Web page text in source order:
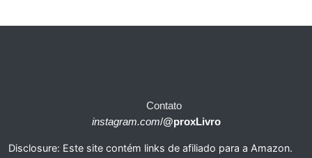
Contato
instagram.com/@proxLivro
Disclosure: Este site contém links de afiliado para a Amazon.